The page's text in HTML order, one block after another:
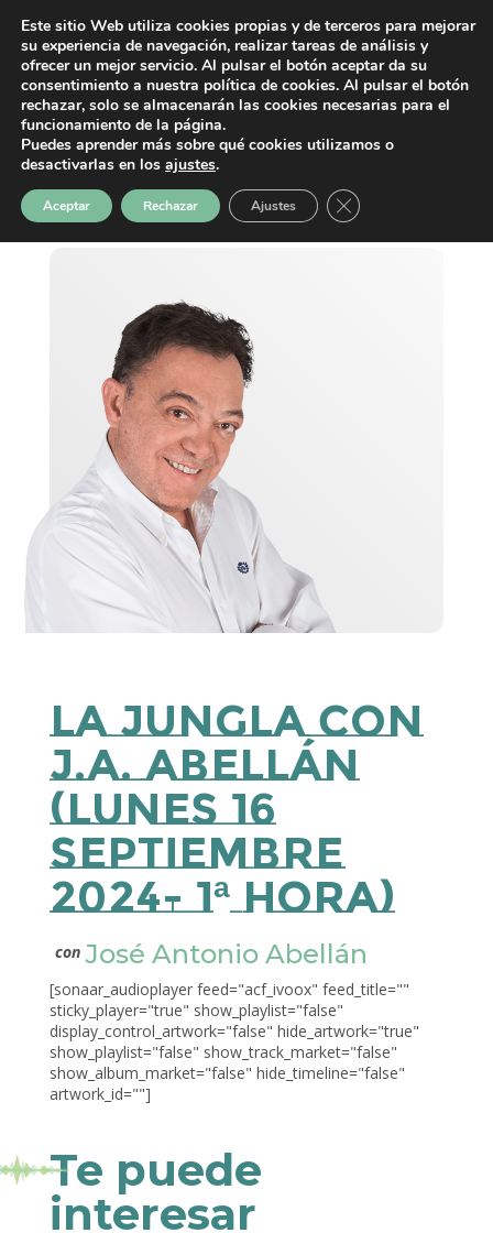
La Jungla con
J.A. Abellán
(Lunes 16
Septiembre
2024- 1ª Hora)
con José Antonio Abellán
[sonaar_audioplayer feed="acf_ivoox" feed_title=""
sticky_player="true" show_playlist="false"
display_control_artwork="false" hide_artwork="true"
show_playlist="false" show_track_market="false"
show_album_market="false" hide_timeline="false"
artwork_id=""]
Te puede
interesar
Este sitio Web utiliza cookies propias y de terceros para mejorar
su experiencia de navegación, realizar tareas de análisis y
ofrecer un mejor servicio. Al pulsar el botón aceptar da su
consentimiento a nuestra política de cookies. Al pulsar el botón
rechazar, solo se almacenarán las cookies necesarias para el
funcionamiento de la página.
Puedes aprender más sobre qué cookies utilizamos o
desactivarlas en los ajustes.
Aceptar Rechazar Ajustes Cerrar el banner de